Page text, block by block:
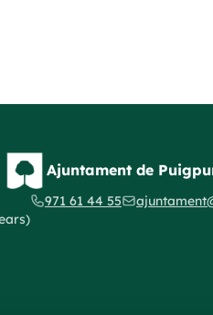
Ajuntament de
971 61 44 55